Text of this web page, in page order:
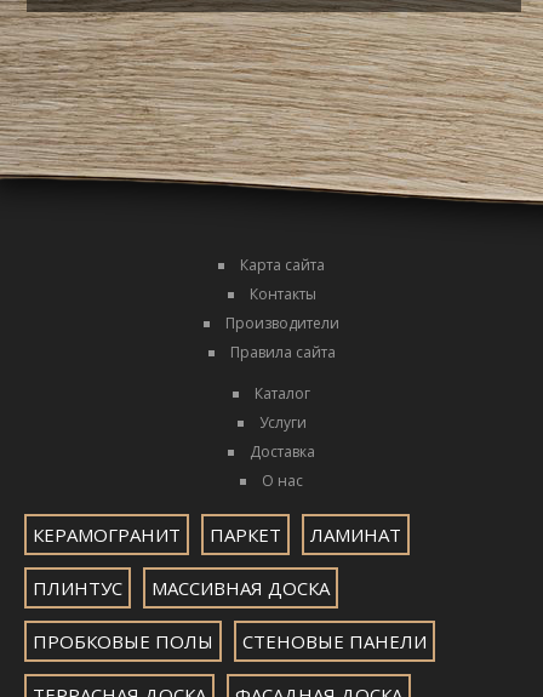
Карта сайта
Контакты
Производители
Правила сайта
Каталог
Услуги
Доставка
О нас
КЕРАМОГРАНИТ ПАРКЕТ ЛАМИНАТ
ПЛИНТУС МАССИВНАЯ ДОСКА
ПРОБКОВЫЕ ПОЛЫ СТЕНОВЫЕ ПАНЕЛИ